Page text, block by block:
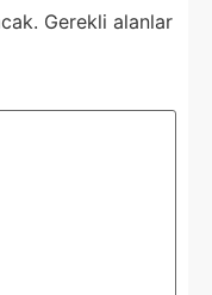
Gerekli alanlar